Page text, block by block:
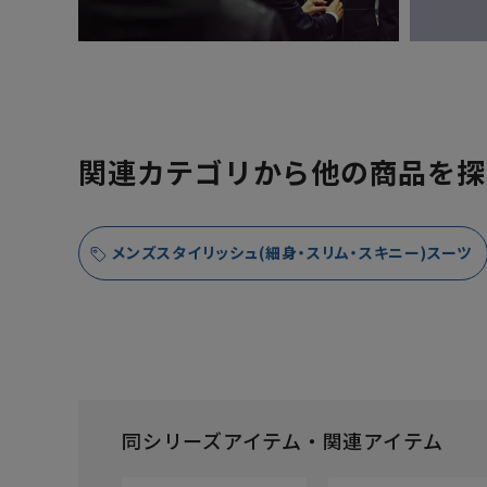
関連カテゴリから他の商品を
メンズスタイリッシュ(細身・スリム・スキニー)スーツ
同シリーズアイテム・関連アイテム